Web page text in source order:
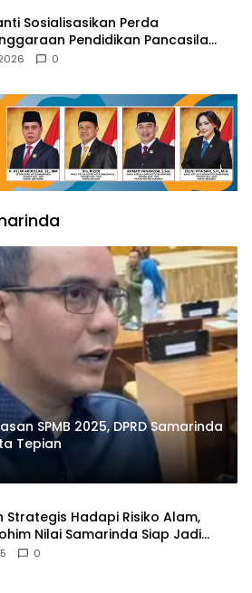
Sosialisasikan Perda
Pendidikan Pancasila
Kebangsaan
0
SPMB 2025, DPRD Samarinda
Tepian
Strategis Hadapi Risiko Alam,
Nilai Samarinda Siap Jadi
Bencana Kalimantan
0